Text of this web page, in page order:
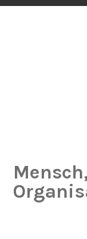
B2B-